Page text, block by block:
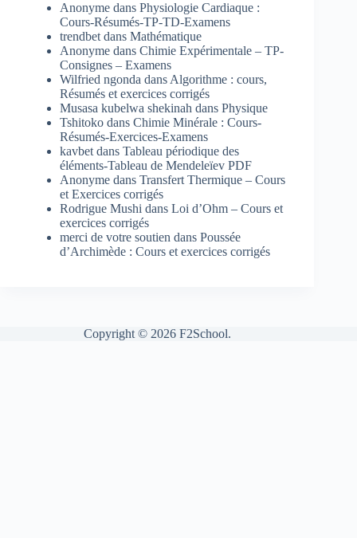
Anonyme dans Physiologie Cardiaque :
Cours-Résumés-TP-TD-Examens
trendbet dans Mathématique
Anonyme dans Chimie Expérimentale – TP-
Consignes – Examens
Wilfried ngonda dans Algorithme : cours,
Résumés et exercices corrigés
Musasa kubelwa shekinah dans Physique
Tshitoko dans Chimie Minérale : Cours-
Résumés-Exercices-Examens
kavbet dans Tableau périodique des
éléments-Tableau de Mendeleïev PDF
Anonyme dans Transfert Thermique – Cours
et Exercices corrigés
Rodrigue Mushi dans Loi d’Ohm – Cours et
exercices corrigés
merci de votre soutien dans Poussée
d’Archimède : Cours et exercices corrigés
Copyright © 2026 F2School.